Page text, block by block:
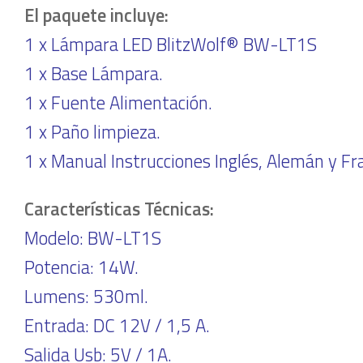
El paquete incluye:
1 x Lámpara LED BlitzWolf® BW-LT1S
1 x Base Lámpara.
1 x Fuente Alimentación.
1 x Paño limpieza.
1 x Manual Instrucciones Inglés, Alemán y
Características Técnicas:
Modelo: BW-LT1S
Potencia: 14W.
Lumens: 530ml.
Entrada: DC 12V / 1,5 A.
Salida Usb: 5V / 1A.